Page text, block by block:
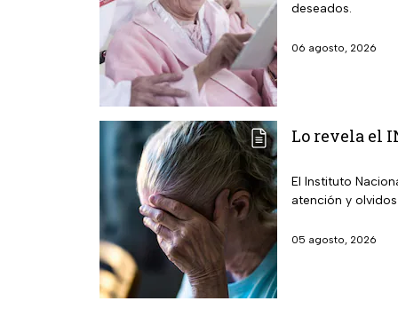
deseados.
06 agosto, 2026
Lo revela el
El Instituto
atención y
05 agosto, 2026